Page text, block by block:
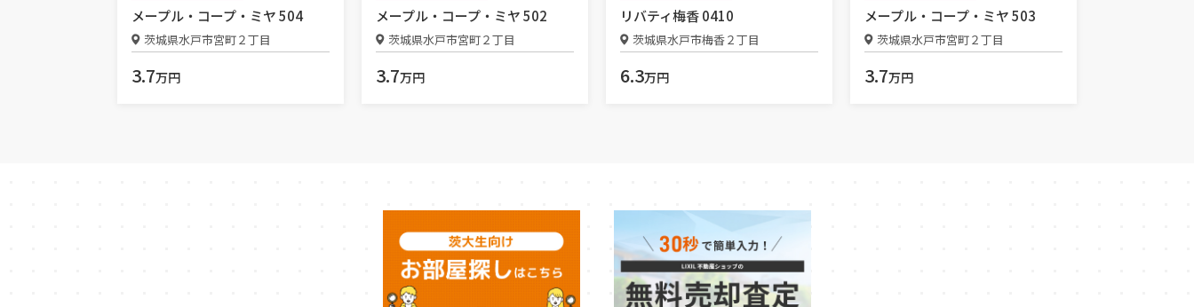
メープル・コープ・ミヤ 504
茨城県水戸市宮町２丁目
3.7万円
メープル・コープ・ミヤ 502
茨城県水戸市宮町２丁目
3.7万円
リバティ梅香 0410
茨城県水戸市梅香２丁目
6.3万円
メープル・コープ・ミヤ 503
茨城県水戸市宮町２丁目
3.7万円